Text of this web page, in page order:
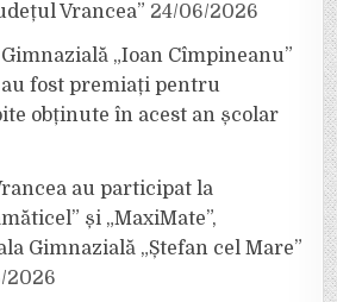
Vrancea” 24/06/2026
„Ioan Cîmpineanu”
fost premiați pentru
obținute în acest an școlar
au participat la
și „MaxiMate”,
Gimnazială „Ștefan cel Mare”
2026